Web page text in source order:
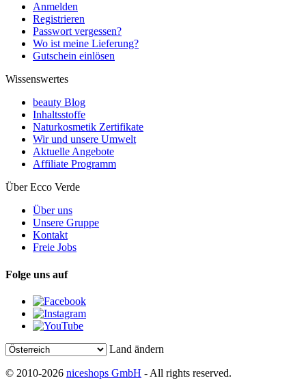
Anmelden
Registrieren
Passwort vergessen?
Wo ist meine Lieferung?
Gutschein einlösen
Wissenswertes
beauty Blog
Inhaltsstoffe
Naturkosmetik Zertifikate
Wir und unsere Umwelt
Aktuelle Angebote
Affiliate Programm
Über Ecco Verde
Über uns
Unsere Gruppe
Kontakt
Freie Jobs
Folge uns auf
Land ändern
© 2010-2026 niceshops GmbH - All rights reserved.